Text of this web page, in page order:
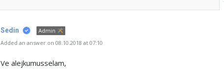
Sedin
Admin
Added an answer on 08.10.2018 at 07:10
Ve alejkumusselam,